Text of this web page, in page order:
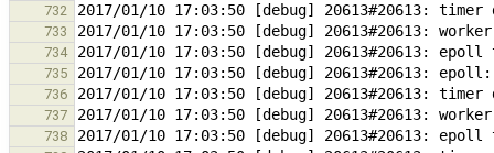
732
733
734
735
736
737
738